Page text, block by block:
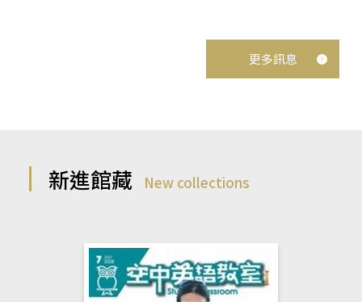
更多訊息
新進館藏 New collections